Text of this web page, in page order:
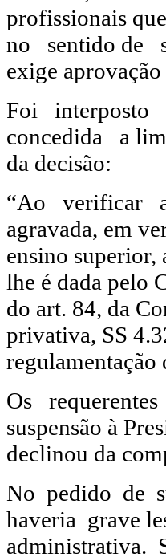
profissionais
no sentido de
exige
Foi
concedida a
da decisão:
“Ao verificar
agravada, em
ensino superior,
lhe é dada pelo
do art. 84, da
privativa, SS
regulamentação
Os
suspensão à
declinou da
No pedido de
haveria grave
administrativa.